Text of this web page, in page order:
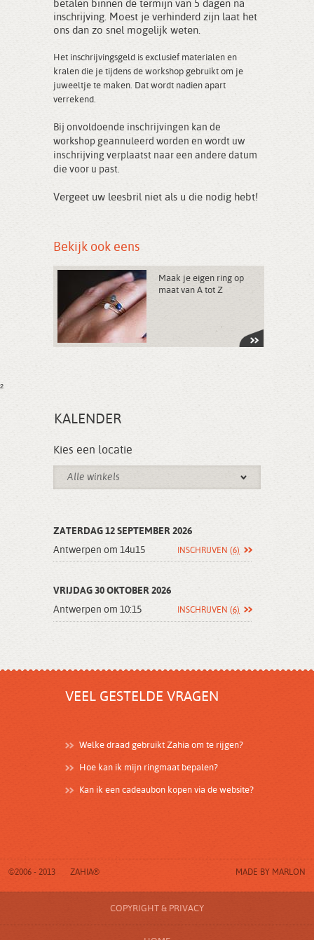
betalen binnen de termijn van 5 dagen na
inschrijving. Moest je verhinderd zijn laat het
ons dan zo snel mogelijk weten.
Het inschrijvingsgeld is exclusief materialen en
kralen die je tijdens de workshop gebruikt om je
juweeltje te maken. Dat wordt nadien apart
verrekend.
Bij onvoldoende inschrijvingen kan de
workshop geannuleerd worden en wordt uw
inschrijving verplaatst naar een andere datum
die voor u past.
Vergeet uw leesbril niet als u die nodig hebt!
Bekijk ook eens
Maak je eigen ring op
maat van A tot Z
²
KALENDER
Kies een locatie
Alle winkels
ZATERDAG 12 SEPTEMBER 2026
Antwerpen om 14u15
INSCHRIJVEN (6)
VRIJDAG 30 OKTOBER 2026
Antwerpen om 10:15
INSCHRIJVEN (6)
VEEL GESTELDE VRAGEN
Welke draad gebruikt Zahia om te rijgen?
Hoe kan ik mijn ringmaat bepalen?
Kan ik een cadeaubon kopen via de website?
©2006 - 2013 ZAHIA® MADE BY MARLON
COPYRIGHT & PRIVACY